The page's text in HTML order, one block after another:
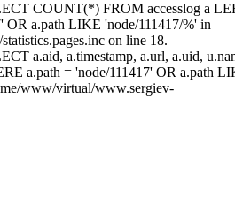
COUNT(*) FROM accesslog a
OR a.path LIKE 'node/111417/%' in
on line 18.
a.aid, a.timestamp, a.url, a.uid,
a.path = 'node/111417' OR a.path
www/virtual/www.sergiev-